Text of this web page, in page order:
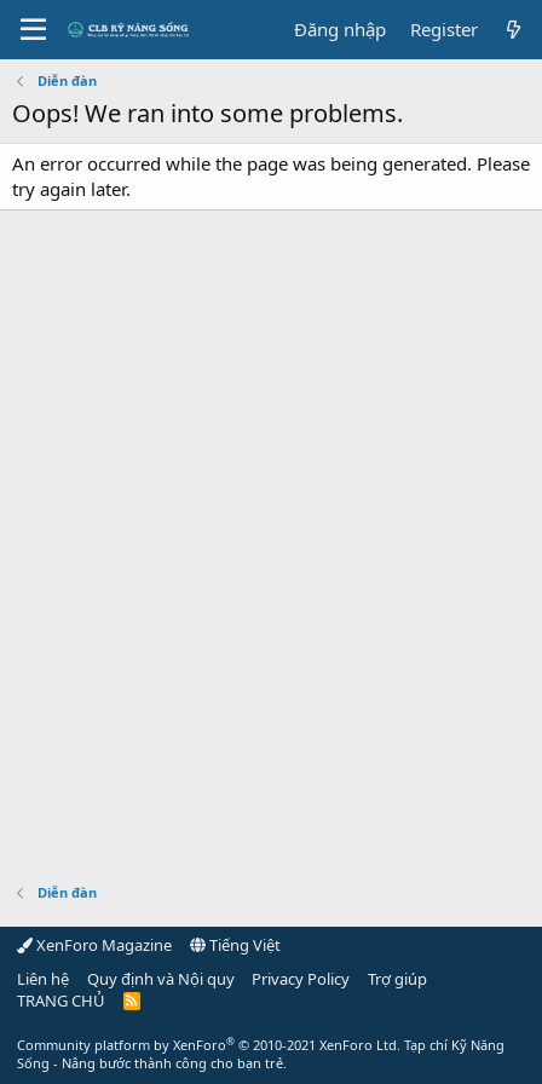
Đăng nhập Register
Diễn đàn
Oops! We ran into some problems.
An error occurred while the page was being generated. Please
try again later.
Diễn đàn
XenForo Magazine
Tiếng Việt
Liên hệ
Quy định và Nội quy Privacy Policy
Trợ giúp
TRANG CHỦ
R
Community platform by XenForo® © 2010-2021 XenForo Ltd. Tạp chí Kỹ Năng
Sống - Nâng bước thành công cho bạn trẻ.